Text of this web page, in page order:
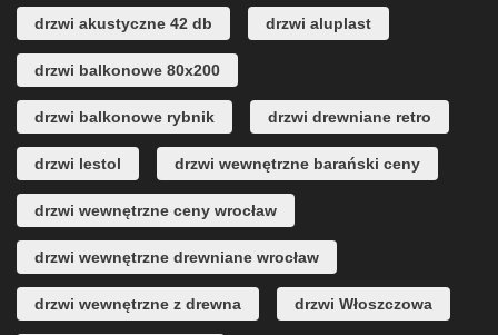
drzwi akustyczne 42 db drzwi aluplast
drzwi balkonowe 80x200
drzwi balkonowe rybnik drzwi drewniane retro
drzwi lestol drzwi wewnętrzne barański ceny
drzwi wewnętrzne ceny wrocław
drzwi wewnętrzne drewniane wrocław
drzwi wewnętrzne z drewna drzwi Włoszczowa